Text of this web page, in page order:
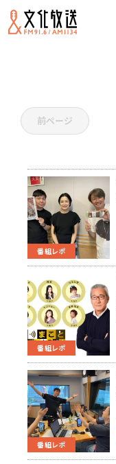
前ページ
番組レポ
番組レポ
番組レポ